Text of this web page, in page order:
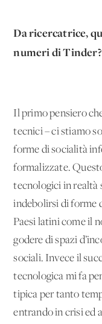
Da ricercatrice,
numeri di Tinder?
Il primo pensiero
tecnici – ci stiamo
forme di socialità
formalizzate.
tecnologici in realtà
indebolirsi di forme
Paesi latini come il
godere di spazi
sociali. Invece il
tecnologica mi fa
tipica per tanto
entrando in crisi ed